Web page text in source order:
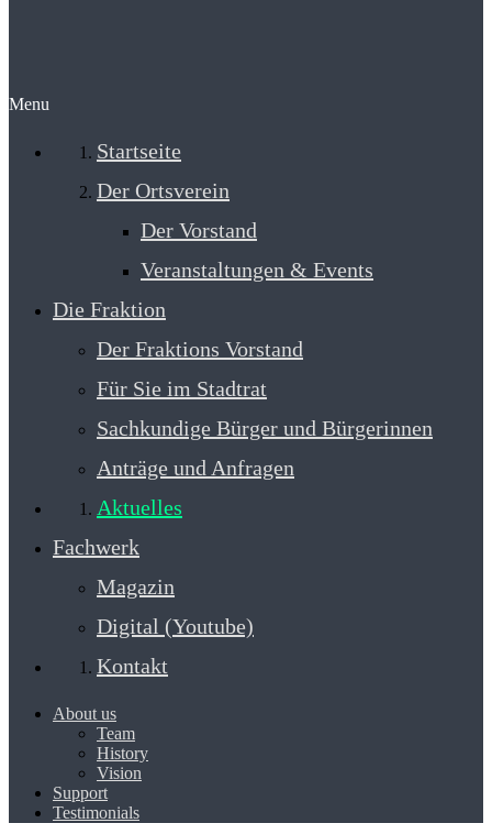
Menu
Startseite
Der Ortsverein
Der Vorstand
Veranstaltungen & Events
Die Fraktion
Der Fraktions Vorstand
Für Sie im Stadtrat
Sachkundige Bürger und Bürgerinnen
Anträge und Anfragen
Aktuelles
Fachwerk
Magazin
Digital (Youtube)
Kontakt
About us
Team
History
Vision
Support
Testimonials